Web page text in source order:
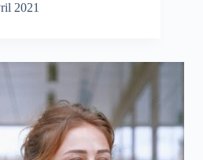
2021